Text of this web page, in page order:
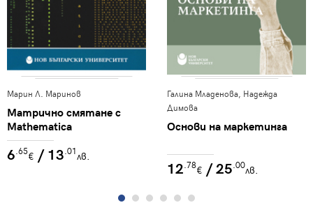
Марин Л. Маринов
Матрично смятане с
Mathematica
6.65€ / 13.01лв.
Галина Младенова, Надежда
Димова
Основи на маркетинга
12.78€ / 25.00лв.